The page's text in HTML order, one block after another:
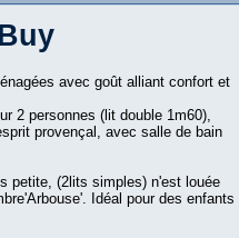
avec goût alliant confort et
2 personnes (lit double 1m60),
provençal, avec salle de bain
petite, (2lits simples) n'est louée
Idéal pour des enfants